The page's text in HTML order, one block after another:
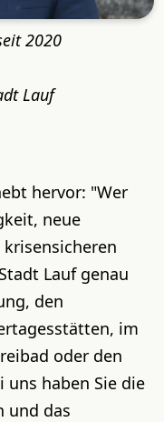
2020
Lauf
hervor: "Wer
neue
Lauf genau
den
im
oder den
haben Sie die
und das